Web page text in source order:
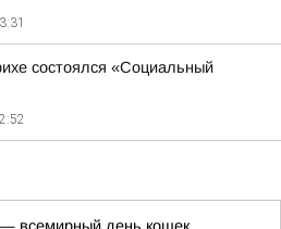
состоялся «Социальный